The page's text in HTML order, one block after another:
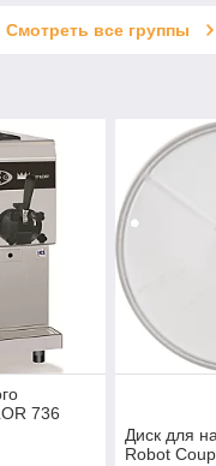
Смотреть все группы
736
Диск для
Robot